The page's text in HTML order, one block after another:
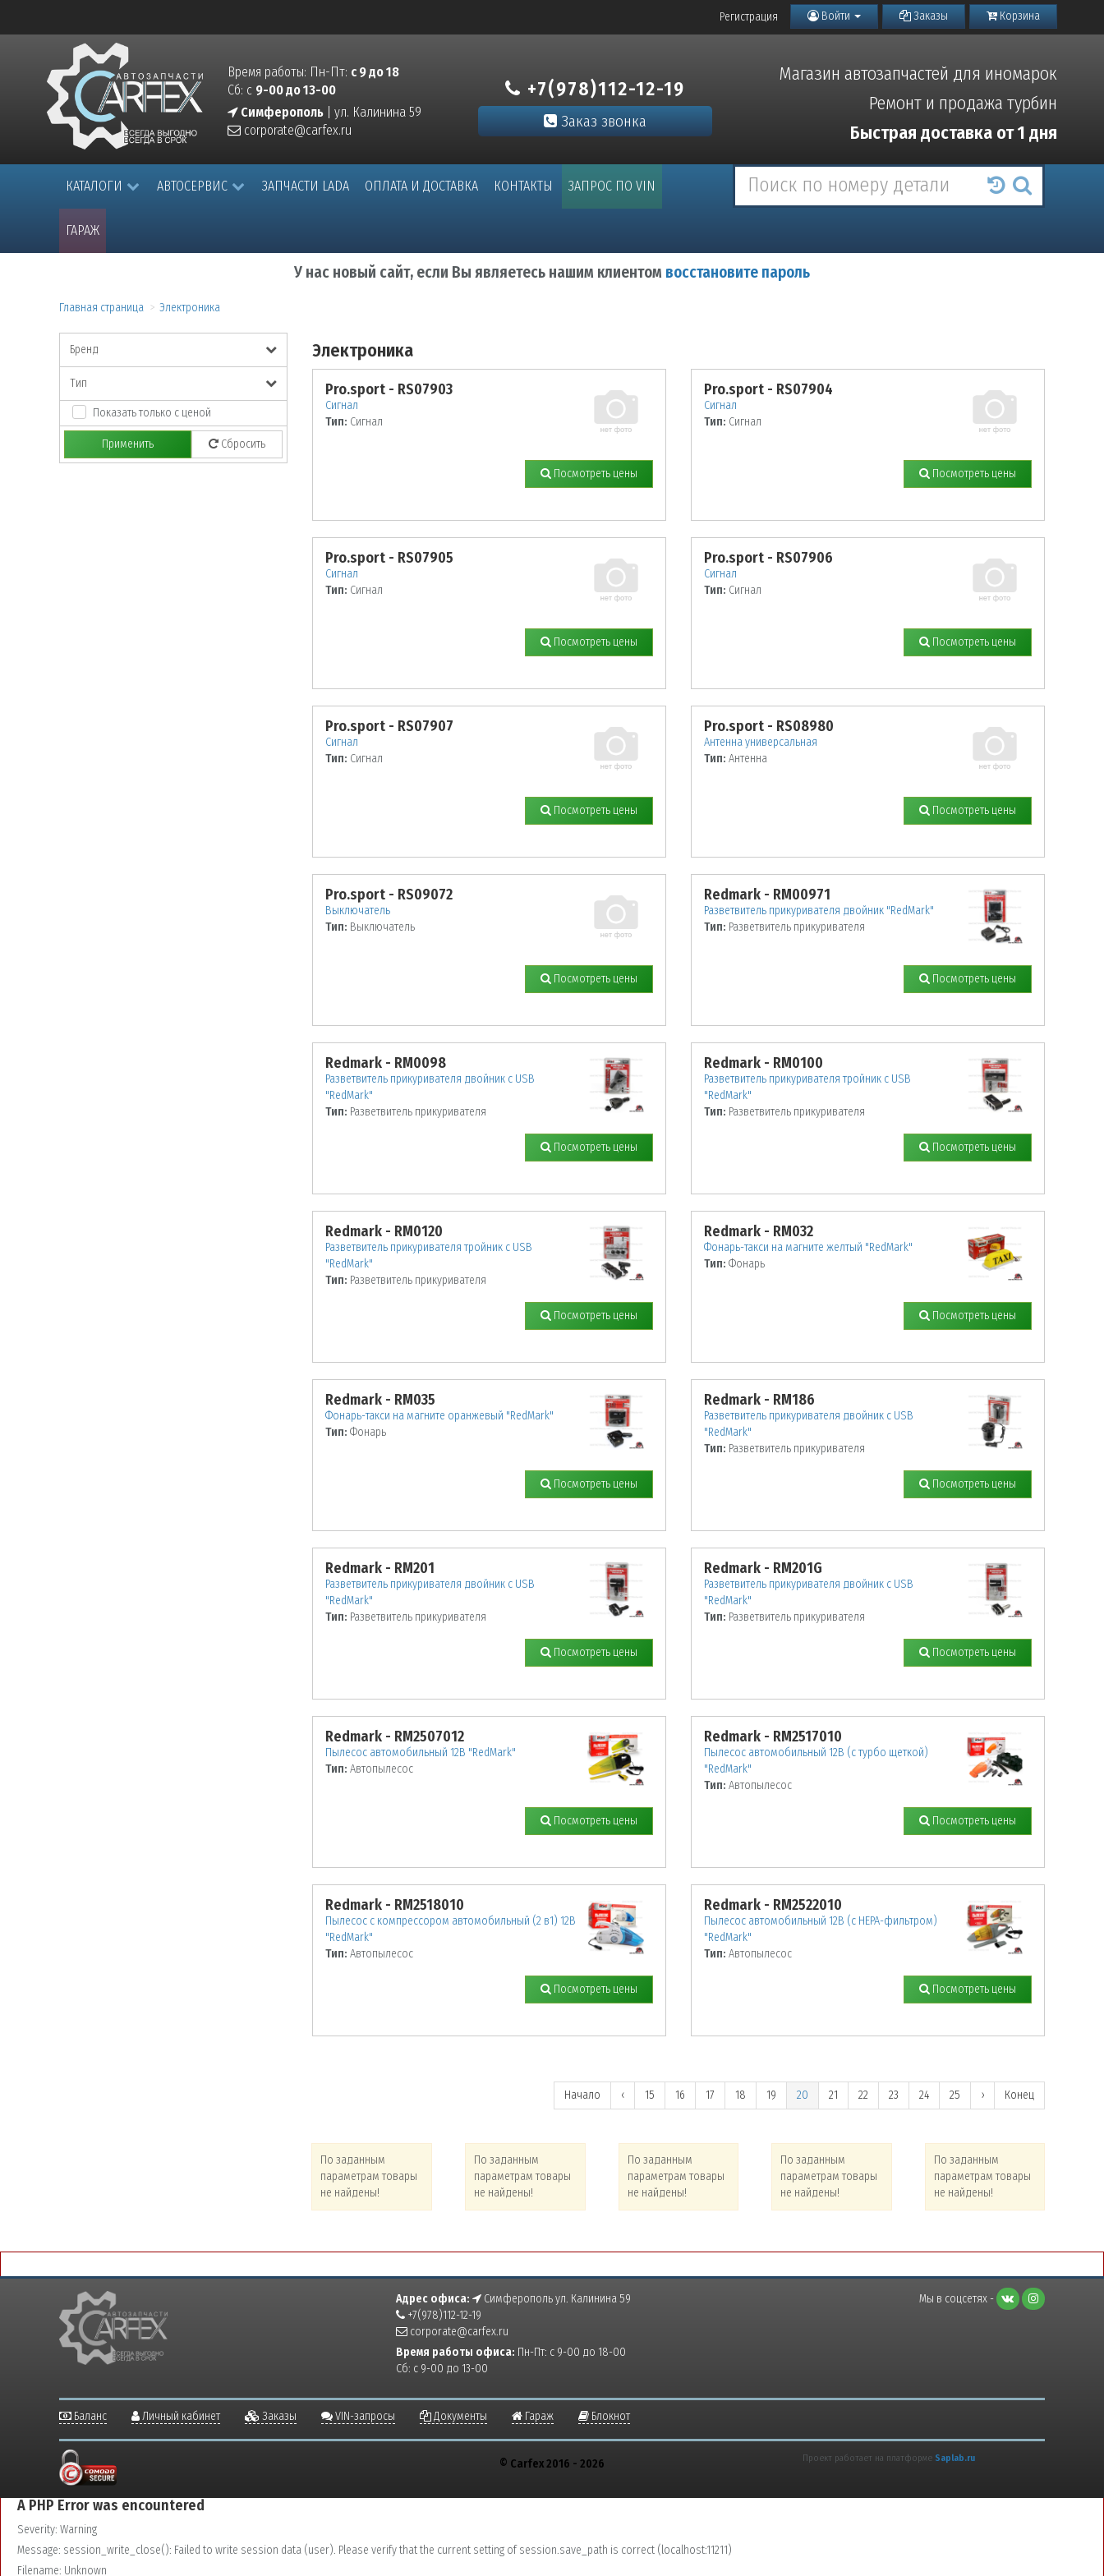
Регистрация Войти Заказы Корзина
Время работы: Пн-Пт: с 9 до 18
Сб: с 9-00 до 13-00
Симферополь | ул. Калинина 59
corporate@carfex.ru
+7(978)112-12-19
Заказ звонка
Магазин автозапчастей для иномарок
Ремонт и продажа турбин
Быстрая доставка от 1 дня
КАТАЛОГИ АВТОСЕРВИС ЗАПЧАСТИ LADA ОПЛАТА И ДОСТАВКА КОНТАКТЫ ЗАПРОС ПО VIN
ГАРАЖ
У нас новый сайт, если Вы являетесь нашим клиентом восстановите пароль
Главная страница Электроника
Бренд
Тип
Показать только с ценой
Применить Сбросить
Электроника
Pro.sport - RS07903
Сигнал
Тип: Сигнал
Посмотреть цены
Pro.sport - RS07904
Сигнал
Тип: Сигнал
Посмотреть цены
Pro.sport - RS07905
Сигнал
Тип: Сигнал
Посмотреть цены
Pro.sport - RS07906
Сигнал
Тип: Сигнал
Посмотреть цены
Pro.sport - RS07907
Сигнал
Тип: Сигнал
Посмотреть цены
Pro.sport - RS08980
Антенна универсальная
Тип: Антенна
Посмотреть цены
Pro.sport - RS09072
Выключатель
Тип: Выключатель
Посмотреть цены
Redmark - RM00971
Разветвитель прикуривателя двойник "RedMark"
Тип: Разветвитель прикуривателя
Посмотреть цены
Redmark - RM0098
Разветвитель прикуривателя двойник с USB
"RedMark"
Тип: Разветвитель прикуривателя
Посмотреть цены
Redmark - RM0100
Разветвитель прикуривателя тройник с USB
"RedMark"
Тип: Разветвитель прикуривателя
Посмотреть цены
Redmark - RM0120
Разветвитель прикуривателя тройник с USB
"RedMark"
Тип: Разветвитель прикуривателя
Посмотреть цены
Redmark - RM032
Фонарь-такси на магните желтый "RedMark"
Тип: Фонарь
Посмотреть цены
Redmark - RM035
Фонарь-такси на магните оранжевый "RedMark"
Тип: Фонарь
Посмотреть цены
Redmark - RM186
Разветвитель прикуривателя двойник с USB
"RedMark"
Тип: Разветвитель прикуривателя
Посмотреть цены
Redmark - RM201
Разветвитель прикуривателя двойник с USB
"RedMark"
Тип: Разветвитель прикуривателя
Посмотреть цены
Redmark - RM201G
Разветвитель прикуривателя двойник с USB
"RedMark"
Тип: Разветвитель прикуривателя
Посмотреть цены
Redmark - RM2507012
Пылесос автомобильный 12В "RedMark"
Тип: Автопылесос
Посмотреть цены
Redmark - RM2517010
Пылесос автомобильный 12В (с турбо щеткой)
"RedMark"
Тип: Автопылесос
Посмотреть цены
Redmark - RM2518010
Пылесос с компрессором автомобильный (2 в1) 12В
"RedMark"
Тип: Автопылесос
Посмотреть цены
Redmark - RM2522010
Пылесос автомобильный 12В (с НЕРА-фильтром)
"RedMark"
Тип: Автопылесос
Посмотреть цены
Начало ‹ 15 16 17 18 19 20 21 22 23 24 25 › Конец
По заданным
параметрам товары
не найдены!
По заданным
параметрам товары
не найдены!
По заданным
параметрам товары
не найдены!
По заданным
параметрам товары
не найдены!
По заданным
параметрам товары
не найдены!
Адрес офиса:
Симферополь ул. Калинина 59
+7(978)112-12-19
corporate@carfex.ru
Время работы офиса: Пн-Пт: с 9-00 до 18-00
Сб: с 9-00 до 13-00
Мы в соцсетях -
Баланс Личный кабинет Заказы VIN-запросы Документы Гараж Блокнот
© Carfex 2016 - 2026 Проект работает на платформе Saplab.ru
A PHP Error was encountered
Severity: Warning
Message: session_write_close(): Failed to write session data (user). Please verify that the current setting of session.save_path is correct (localhost:11211)
Filename: Unknown